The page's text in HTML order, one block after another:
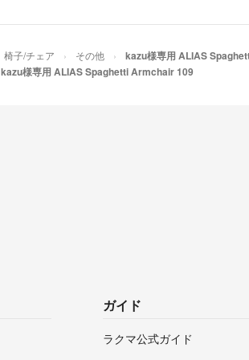
椅子/チェア その他 kazu様専用 ALIAS
kazu様専用 ALIAS Spaghetti Armchair 109
ガイド
ラクマ公式ガイド